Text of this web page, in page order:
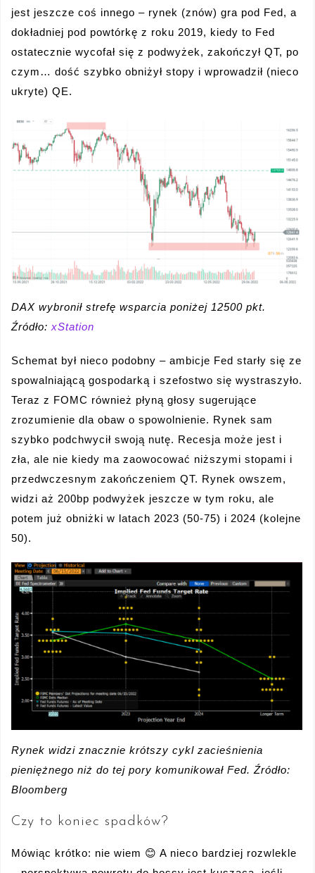
jest jeszcze coś innego – rynek (znów) gra pod Fed, a
dokładniej pod powtórkę z roku 2019, kiedy to Fed
ostatecznie wycofał się z podwyżek, zakończył QT, po
czym… dość szybko obniżył stopy i wprowadził (nieco
ukryte) QE.
DAX wybronił strefę wsparcia poniżej 12500 pkt.
Źródło:xStation
Schemat był nieco podobny – ambicje Fed starły się ze
spowalniającą gospodarką i szefostwo się wystraszyło.
Teraz z FOMC również płyną głosy sugerujące
zrozumienie dla obaw o spowolnienie. Rynek sam
szybko podchwycił swoją nutę. Recesja może jest i
zła, ale nie kiedy ma zaowocować niższymi stopami i
przedwczesnym zakończeniem QT. Rynek owszem,
widzi aż 200bp podwyżek jeszcze w tym roku, ale
potem już obniżki w latach 2023 (50-75) i 2024 (kolejne
50).
Rynek widzi znacznie krótszy cykl zacieśnienia
pieniężnego niż do tej pory komunikował Fed. Źródło:
Bloomberg
Czy to koniec spadków?
Mówiąc krótko: nie wiem 😊 A nieco bardziej rozwlekle